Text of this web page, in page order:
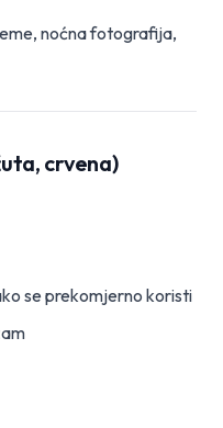
noćna fotografija,
crvena)
se prekomjerno koristi